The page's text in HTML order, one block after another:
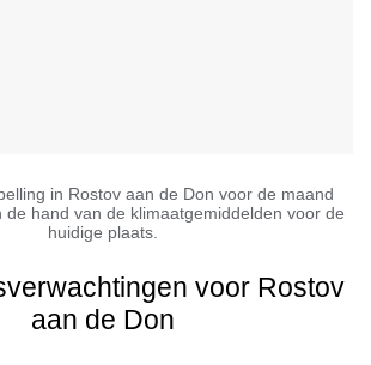
in Rostov aan de Don voor de maand
de hand van de klimaatgemiddelden voor de
huidige plaats.
voor Rostov
aan de Don